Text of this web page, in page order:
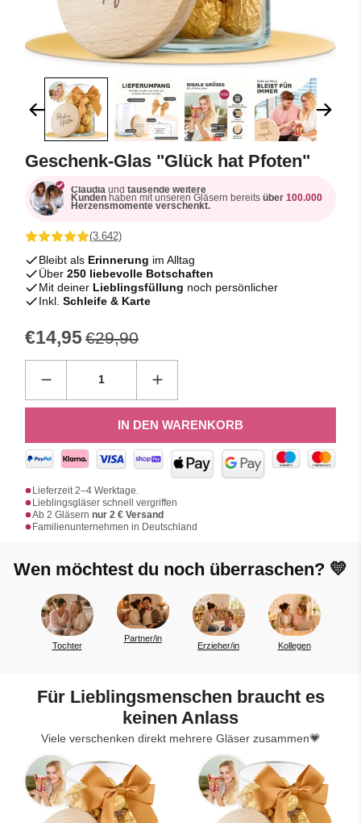
Geschenk-Glas "Glück hat Pfoten"
Claudia und tausende weitere
Kunden haben mit unseren Gläsern bereits über 100.000
Herzensmomente verschenkt.
(3.642)
Bleibt als Erinnerung im Alltag
Über 250 liebevolle Botschaften
Mit deiner Lieblingsfüllung noch persönlicher
Inkl. Schleife & Karte
€14,95€29,90
IN DEN WARENKORB
Lieferzeit 2–4 Werktage.
Lieblingsgläser schnell vergriffen
Ab 2 Gläsern nur 2 € Versand
Familienunternehmen in Deutschland
Wen möchtest du noch überraschen? 💛
Tochter
Partner/in
Erzieher/in Kollegen
Für Lieblingsmenschen braucht es
keinen Anlass
Viele verschenken direkt mehrere Gläser zusammen💗